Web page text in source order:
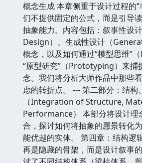
概念生成 本章侧重于设计过程的
们不提供固定的公式，而是引导
抽象能力。内容包括：叙事性设
Design）、生成性设计（
概念，以及如何通过“模型思维”
“原型研究”（Prototyping）来捕
念。我们将分析大师作品中那些
虑的转折点。 --- 第二部分：结
（Integration of Structure,
Performance） 本部分将设计理
合，探讨如何将抽象的愿景转化
能优越的实体。 第四章：结构逻
再是隐藏的骨架，而是设计叙事